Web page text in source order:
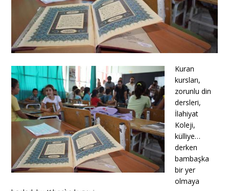
Kuran
kursları,
zorunlu din
dersleri,
İlahiyat
Koleji,
külliye…
derken
bambaşka
bir yer
olmaya